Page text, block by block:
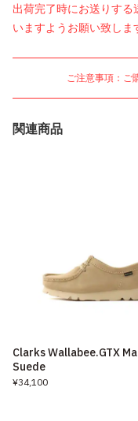
出荷完了時にお送りする
いますようお願い致しま
ご注意事項：ご
関連商品
Clarks Wallabee.GTX
Suede
¥34,100